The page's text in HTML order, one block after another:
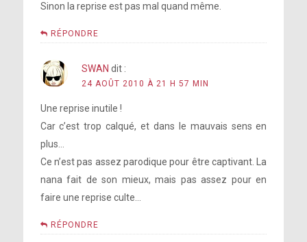
Sinon la reprise est pas mal quand même.
RÉPONDRE
SWAN dit :
24 AOÛT 2010 À 21 H 57 MIN
Une reprise inutile !
Car c’est trop calqué, et dans le mauvais sens en
plus…
Ce n’est pas assez parodique pour être captivant. La
nana fait de son mieux, mais pas assez pour en
faire une reprise culte…
RÉPONDRE